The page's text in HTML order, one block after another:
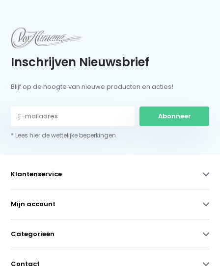
Inschrijven Nieuwsbrief
Blijf op de hoogte van nieuwe producten en acties!
Abonneer
* Lees hier de wettelijke beperkingen
Klantenservice
Mijn account
Categorieën
Contact